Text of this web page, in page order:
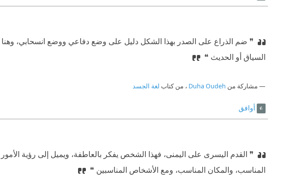
❞ ضم الذراع على الصدر بهذا الشكل دليل على وضع دفاعي ووضع انسحابي،
السياق أو الحديث ❝
مشاركة من Duha Oudeh ، من كتاب لغة الجسد
أوافق
❞ القدم اليسرى على اليمنى، فهذا الشخص يفكر بالعاطفة، ويميل إلى رؤية
المناسب، والمكان المناسب، ومع الأشخاص المناسبين ❝